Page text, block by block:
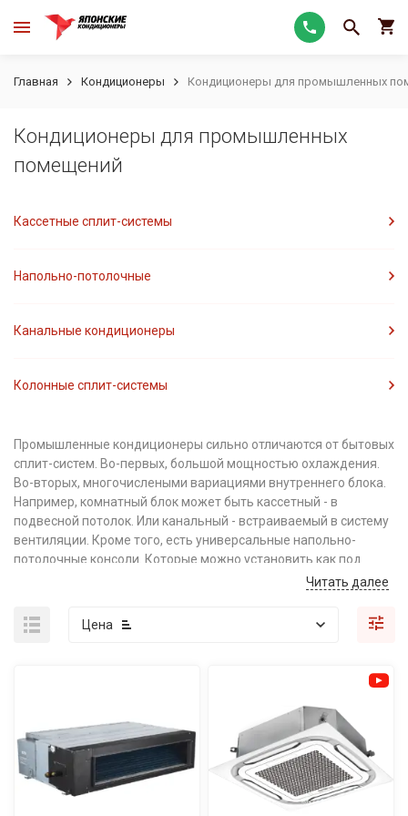
Главная Кондиционеры Кондиционеры для промышленных
Кондиционеры для промышленных
помещений
Кассетные сплит-системы
Напольно-потолочные
Канальные кондиционеры
Колонные сплит-системы
Промышленные кондиционеры сильно отличаются от бытовых
сплит-систем. Во-первых, большой мощностью охлаждения.
Во-вторых, многочислеными вариациями внутреннего блока.
Например, комнатный блок может быть кассетный - в
подвесной потолок. Или канальный - встраиваемый в систему
вентиляции. Кроме того, есть универсальные напольно-
потолочные консоли. Которые можно установить как под
В общем, кондиционеры для промышленных помещений
предоставляют гораздо большую свободу. В зависимости от
Читать далее
Цена